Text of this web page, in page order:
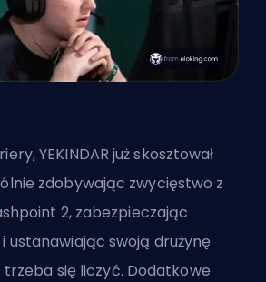
YEKINDAR już skosztował
zdobywając zwycięstwo z
2, zabezpieczając
ustanawiając swoją drużynę
trzeba się liczyć. Dodatkowe